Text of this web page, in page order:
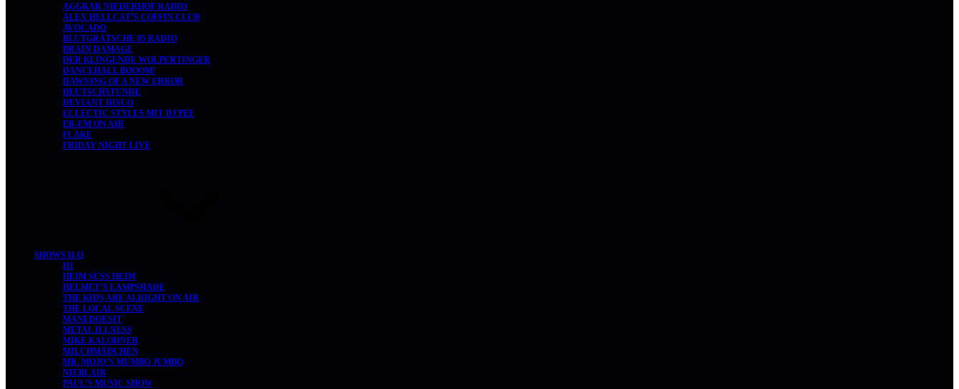
AGGRAR NIEDERHOF RADIO
ALEX HELLCAT’S COFFIN CLUB
AVOCADO
BLUTGRÄTSCHE 05 RADIO
BRAIN DAMAGE
DER KLINGENDE WOLPERTINGER
DANCEHALL BOOOM!
DAWNING OF A NEW ERROR
DEUTSCHSTUNDE
DEVIANT DISCO
ECLECTIC STYLES MIT DJ PEE
ER-EM ON AIR
FLAKE
FRIDAY NIGHT LIVE
SHOWS H-Q
H1
HEIM SÜSS HEIM
HELMET’S LAMPSHADE
THE KIDS ARE ALRIGHT ON AIR
THE LOCAL SCENE
MANEDOESIT
METAL ILLNESS
MIKE KALODNER
MILCHMÄDCHEN
MR. MOJO’S MUMBO JUMBO
NIEBLAIR
PAUL’S MUSIC SHOW